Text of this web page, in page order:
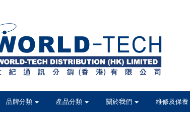
品牌分類 產品分類 關於我們 維修及保養